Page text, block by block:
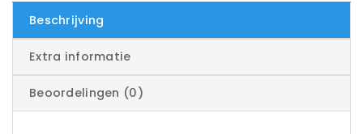
Beschrijving
Extra informatie
Beoordelingen (0)